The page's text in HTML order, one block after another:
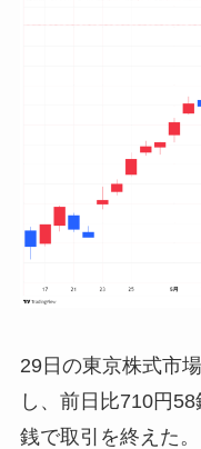
29日の東京株式市
し、前日比710円
銭で取引を終えた